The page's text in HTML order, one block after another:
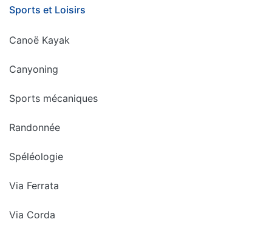
Sports et Loisirs
Canoë Kayak
Canyoning
Sports mécaniques
Randonnée
Spéléologie
Via Ferrata
Via Corda